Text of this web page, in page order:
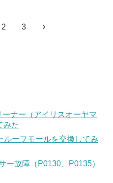
2 3
ナー（アイリスオーヤマ
みた
ルーフモールを交換してみ
ー故障（P0130、P0135）